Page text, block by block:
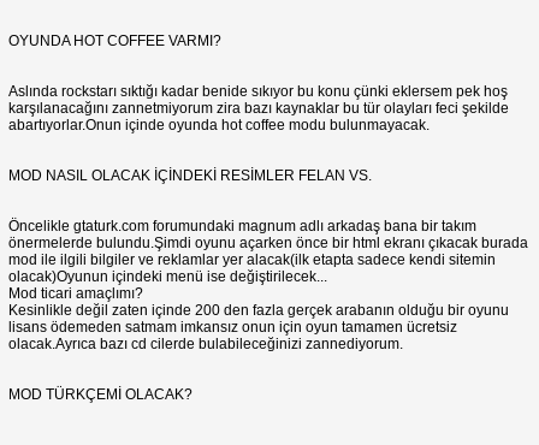
OYUNDA HOT COFFEE VARMI?
Aslında rockstarı sıktığı kadar benide sıkıyor bu konu çünki eklersem pek hoş
karşılanacağını zannetmiyorum zira bazı kaynaklar bu tür olayları feci şekilde
abartıyorlar.Onun içinde oyunda hot coffee modu bulunmayacak.
MOD NASIL OLACAK İÇİNDEKİ RESİMLER FELAN VS.
Öncelikle gtaturk.com forumundaki magnum adlı arkadaş bana bir takım
önermelerde bulundu.Şimdi oyunu açarken önce bir html ekranı çıkacak burada
mod ile ilgili bilgiler ve reklamlar yer alacak(ilk etapta sadece kendi sitemin
olacak)Oyunun içindeki menü ise değiştirilecek...
Mod ticari amaçlımı?
Kesinlikle değil zaten içinde 200 den fazla gerçek arabanın olduğu bir oyunu
lisans ödemeden satmam imkansız onun için oyun tamamen ücretsiz
olacak.Ayrıca bazı cd cilerde bulabileceğinizi zannediyorum.
MOD TÜRKÇEMİ OLACAK?